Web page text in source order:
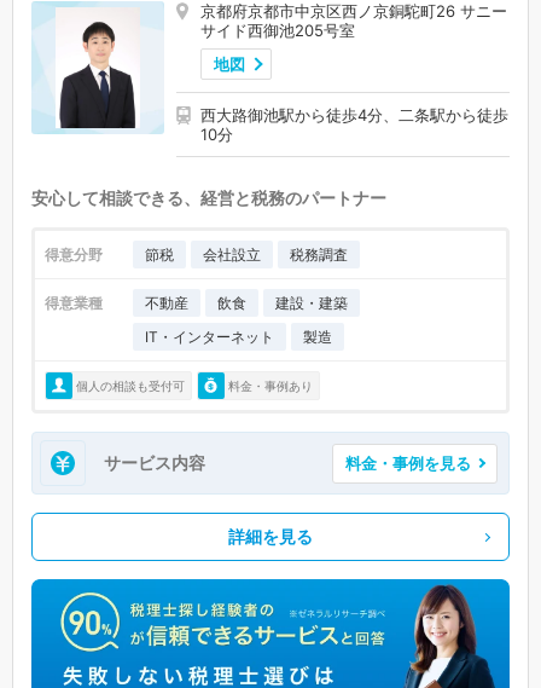
京都府京都市中京区西ノ京銅駝町26 サニー
サイド西御池205号室
地図
西大路御池駅から徒歩4分、二条駅から徒歩
10分
安心して相談できる、経営と税務のパートナー
得意分野 節税 会社設立 税務調査
得意業種 不動産 飲食
建設・建築
IT・インターネット
製造
個人の相談も受付可 料金・事例あり
サービス内容 料金・事例を見る
詳細を見る